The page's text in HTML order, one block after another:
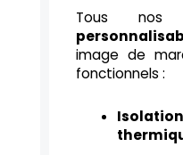
Tous nos
image de
fonctionnels :